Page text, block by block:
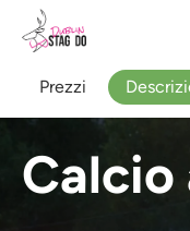
Calcio
Prezzi